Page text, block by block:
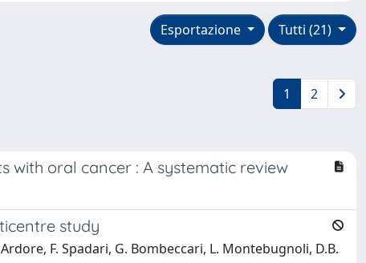
Tutti (21)
Esportazione
1 2
with oral cancer : A systematic review
study
F. Spadari, G. Bombeccari, L. Montebugnoli, D.B.